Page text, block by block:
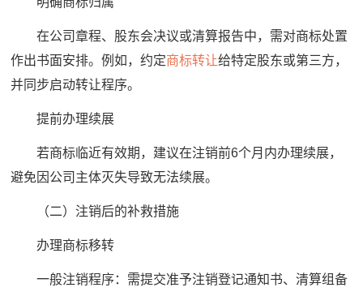
在公司章程、股东会决议或清算报告中，需对商标处置
作出书面安排。例如，约定商标转让给特定股东或第三方，
并同步启动转让程序。
提前办理续展
若商标临近有效期，建议在注销前6个月内办理续展，
避免因公司主体灭失导致无法续展。
（二）注销后的补救措施
办理商标移转
一般注销程序：需提交准予注销登记通知书、清算组备